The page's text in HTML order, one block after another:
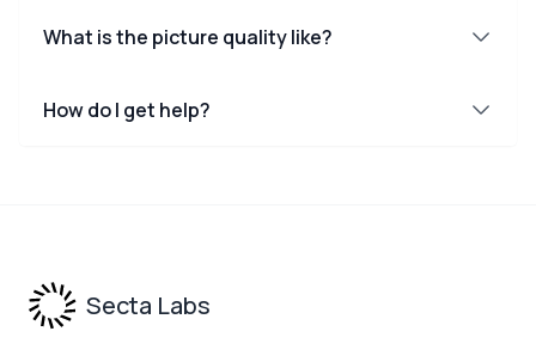
What is the picture quality like?
How do I get help?
Secta Labs